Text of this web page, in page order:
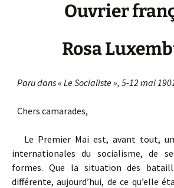
Ouvrier
Rosa
Paru dans « Le Socialiste », 5-12 mai
Chers camarades,
Le Premier Mai est, avant tout,
internationales du socialisme, de
formes. Que la situation des
différente, aujourd’hui, de ce qu’elle